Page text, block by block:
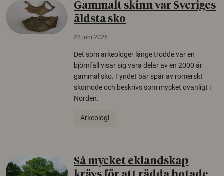
Gammalt skinn var Sveriges
äldsta sko
22 juni 2026
Det som arkeologer länge trodde var en
björnfäll visar sig vara delar av en 2000 år
gammal sko. Fyndet bär spår av romerskt
skomode och beskrivs som mycket ovanligt i
Norden.
Arkeologi
Så mycket eklandskap